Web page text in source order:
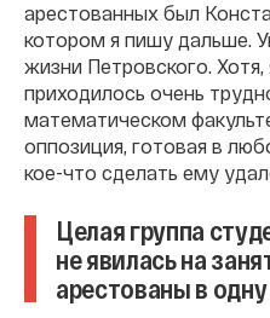
арестованных был
котором я пишу дальше.
жизни Петровского.
приходилось очень
математическом
оппозиция, готовая в
кое-что сделать ему
Целая группа
не явилась на
арестованы в